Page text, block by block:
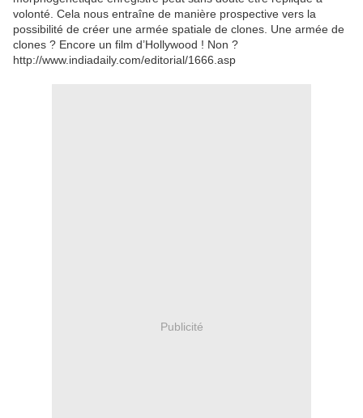
volonté. Cela nous entraîne de manière prospective vers la
possibilité de créer une armée spatiale de clones. Une armée de
clones ? Encore un film d’Hollywood ! Non ?
http://www.indiadaily.com/editorial/1666.asp
Publicité